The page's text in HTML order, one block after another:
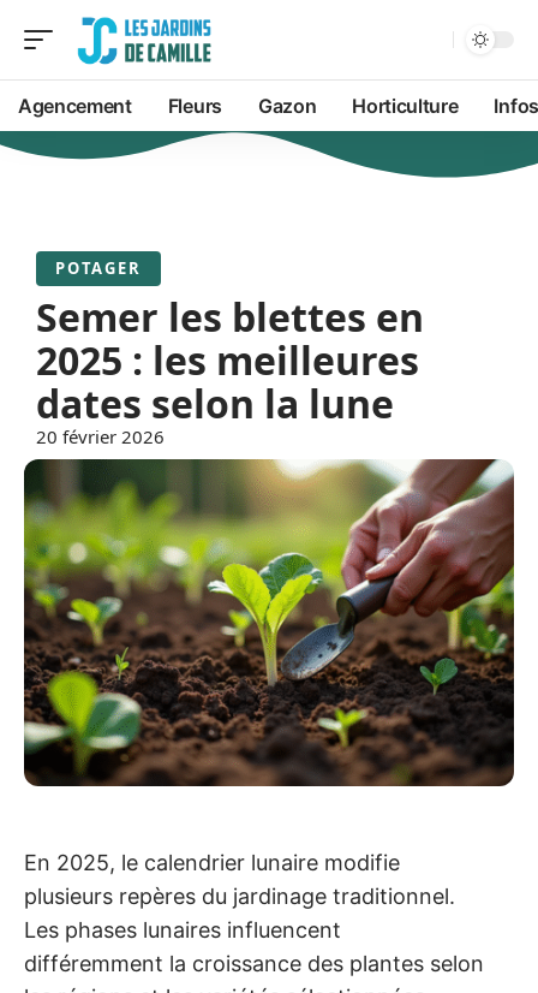
Agencement Fleurs Gazon Horticulture Infos
POTAGER
Semer les blettes en
2025 : les meilleures
dates selon la lune
20 février 2026
En 2025, le calendrier lunaire modifie
plusieurs repères du jardinage traditionnel.
Les phases lunaires influencent
différemment la croissance des plantes selon